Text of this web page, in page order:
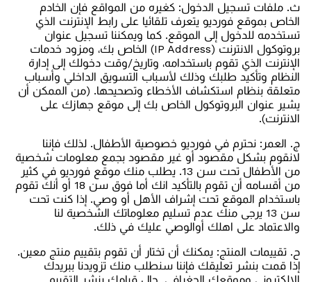
ث‌. ملفات تسجيل الدخول: كغيره من المواقع فإن الخادم
الخاص بموقع فورديو يتعرف تلقائيا على رابط الإنترنت الذي
تستخدمه للدخول إلى الموقع. كما ويمكننا تسجيل عنوان
بروتوكول الانترنت (IP Address) الخاص بك، ومزود خدمات
الإنترنت الذي تقوم باستخدامه، وتاريخ/وقت دخولك إلى إدارة
النظام وتأكيد طلبك وذلك لأسباب التسويق الداخلي وأسباب
متعلقة بنظام استكشاف الأخطاء وتصحيحها. (من الممكن أن
يشير عنوان البروتوكول الخاص بك إلى موقع جهازك على
الانترنت).
ج‌. العمر: نحترم في فورديو خصوصية الأطفال. لذلك فإننا
لانقوم بشكل مقصود أو غير مقصود بجمع معلومات شخصية
من الأطفال تحت سن 13. يطلب منك موقع فورديو في كثير
من أقسامه أن تقوم بالتأكيد انك أما فوق سن 18 أو أنك تقوم
باستخدام الموقع تحت إشراف الأهل أو وصي. إذا كنت تحت
سن 13 يرجى منك عدم تسليم معلوماتك الشخصية لنا
والاعتماد على اهلك أوالوصي عليك في ذلك.
ح‌. تقييمات المنتج: يمكنك أن تختار أن تقوم بتقييم منتج معين.
إذا قمت بنشر تعليقك فإننا سنطلب منك تزويدنا ببريدك